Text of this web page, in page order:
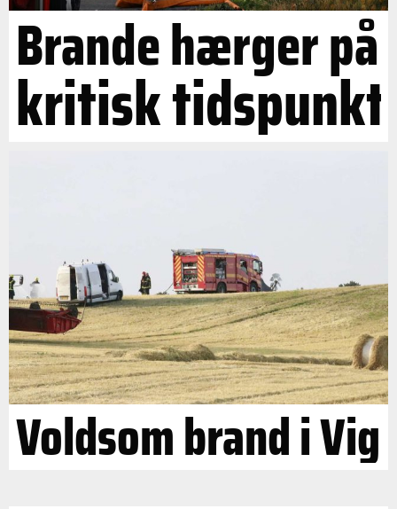
Brande hærger på
kritisk tidspunkt
Voldsom brand i Vig